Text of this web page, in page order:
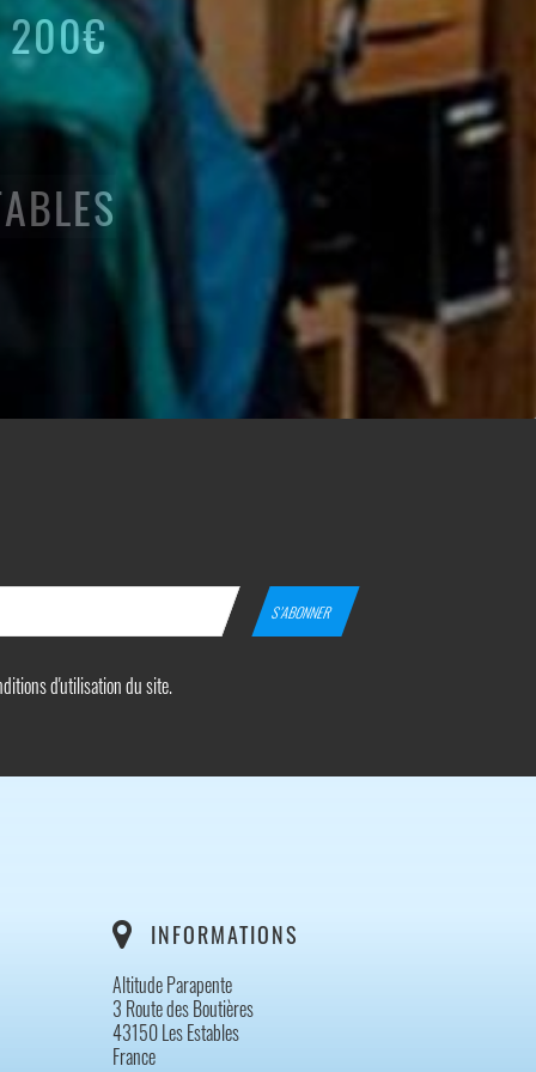
200€
d'utilisation du site.
INFORMATIONS
Altitude Parapente
3 Route des Boutières
43150 Les Estables
France